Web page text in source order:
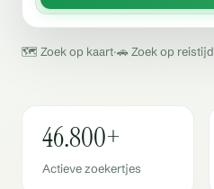
🗺️ Zoek op kaart·🚗 Zoek op reistijd
46.800+
Actieve zoekertjes